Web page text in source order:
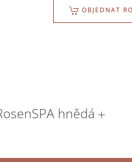
OBJEDNAT
hnědá